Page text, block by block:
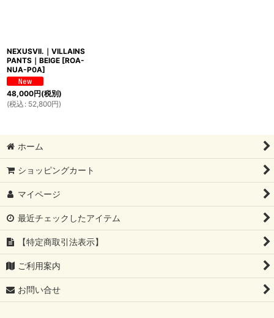
NEXUSVII.｜VILLAINS
PANTS｜BEIGE [ROA-
NUA-P0A]
48,000円(税別)
(税込 : 52,800円)
ホーム
ショッピングカート
マイページ
最近チェックしたアイテム
【特定商取引法表示】
ご利用案内
お問い合せ